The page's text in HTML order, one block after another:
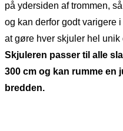
på ydersiden af trommen,
og kan derfor godt varigere i
at gøre hver skjuler hel unik
Skjuleren passer til alle
300 cm og kan rumme en
bredden.